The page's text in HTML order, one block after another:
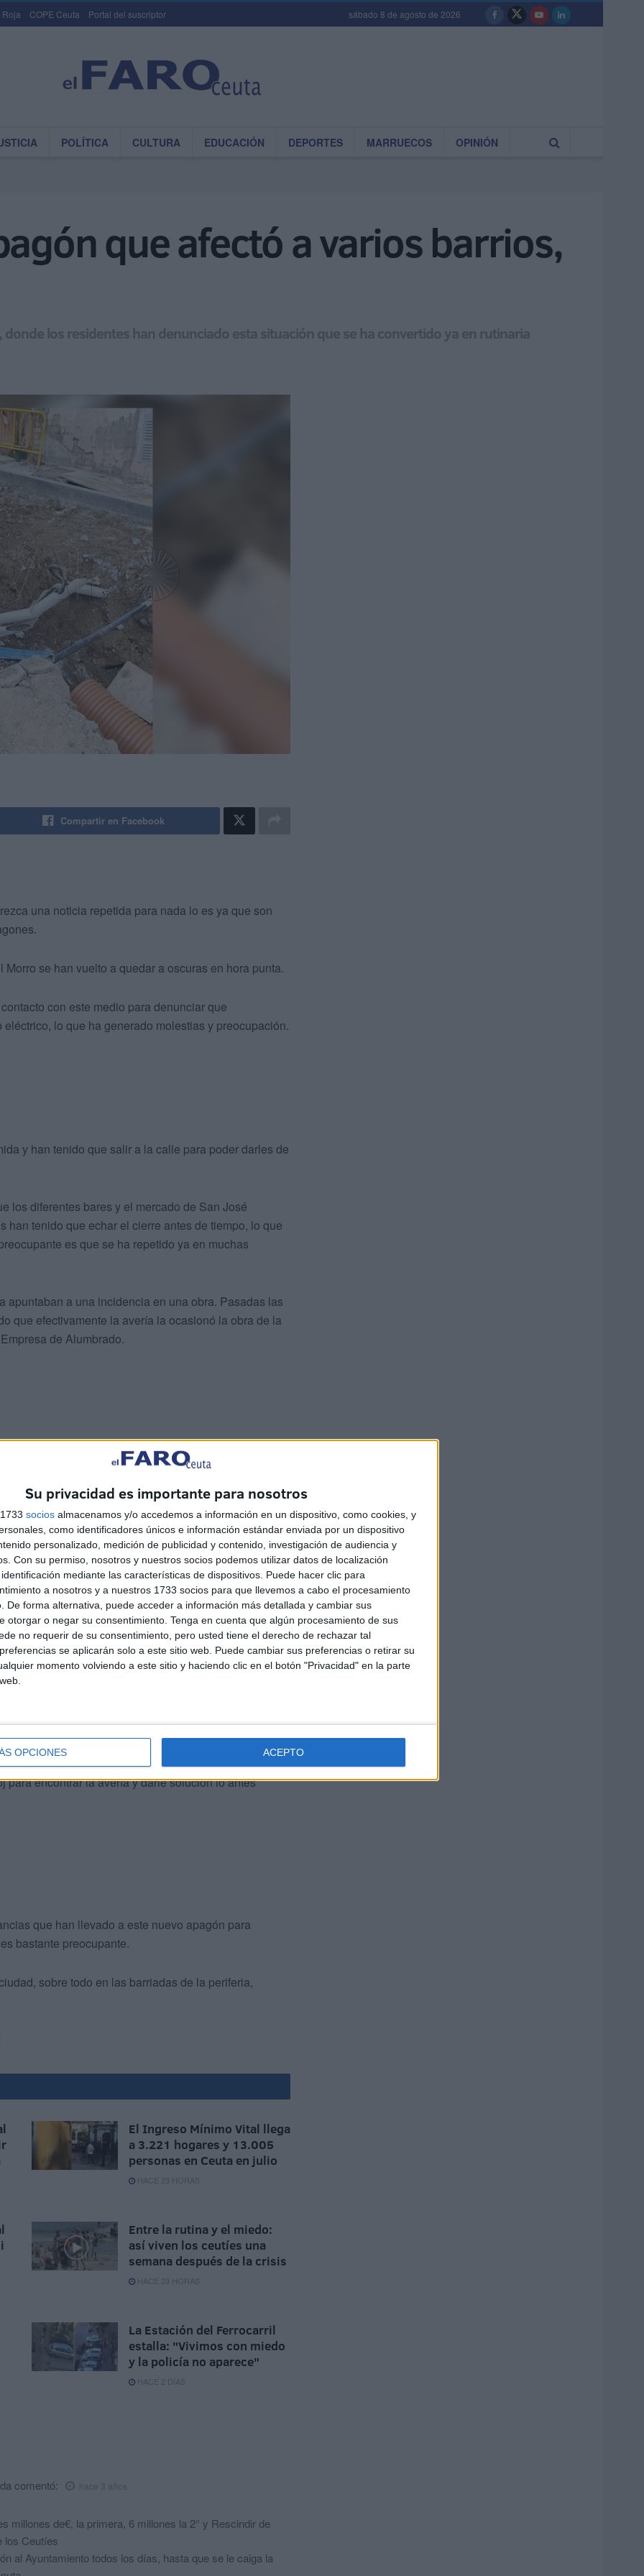
Su privacidad es importante para nosotros
socios almacenamos y/o accedemos a información en un dispositivo, como cookies, y
como identificadores únicos e información estándar enviada por un dispositivo
personalizado, medición de publicidad y contenido, investigación de audiencia y
Con su permiso, nosotros y nuestros socios podemos utilizar datos de localización
mediante las características de dispositivos. Puede hacer clic para
a nosotros y a nuestros 1733 socios para que llevemos a cabo el procesamiento
De forma alternativa, puede acceder a información más detallada y cambiar sus
otorgar o negar su consentimiento. Tenga en cuenta que algún procesamiento de sus
no requerir de su consentimiento, pero usted tiene el derecho de rechazar tal
se aplicarán solo a este sitio web. Puede cambiar sus preferencias o retirar su
momento volviendo a este sitio y haciendo clic en el botón "Privacidad" en la parte
OPCIONES ACEPTO
Roja COPE Ceuta Portal del suscriptor sábado 8 de agosto de 2026
POLÍTICA CULTURA EDUCACIÓN DEPORTES MARRUECOS OPINIÓN
que afectó a varios barrios,
los residentes han denunciado esta situación que se ha convertido ya en rutinaria
Compartir en Facebook
una noticia repetida para nada lo es ya que son
se han vuelto a quedar a oscuras en hora punta.
con este medio para denunciar que
lo que ha generado molestias y preocupación.
y han tenido que salir a la calle para poder darles de
los diferentes bares y el mercado de San José
tenido que echar el cierre antes de tiempo, lo que
es que se ha repetido ya en muchas
apuntaban a una incidencia en una obra. Pasadas las
que efectivamente la avería la ocasionó la obra de la
de Alumbrado.
rutina diaria de los ceutíes, sino que también puede
también existe la preocupación por posibles
a las fluctuaciones en el suministro eléctrico.
su descontento y exigir respuestas por parte de las
para encontrar la avería y darle solución lo antes
que han llevado a este nuevo apagón para
bastante preocupante.
sobre todo en las barriadas de la periferia,
El Ingreso Mínimo Vital llega
a 3.221 hogares y 13.005
personas en Ceuta en julio
HACE 23 HORAS
Entre la rutina y el miedo:
así viven los ceutíes una
semana después de la crisis
HACE 23 HORAS
La Estación del Ferrocarril
estalla: "Vivimos con miedo
y la policía no aparece"
HACE 2 DÍAS
comentó: hace 3 años
millones de€, la primera, 6 millones la 2° y Rescindir de
los Ceutíes
al Ayuntamiento todos los días, hasta que se le caiga la